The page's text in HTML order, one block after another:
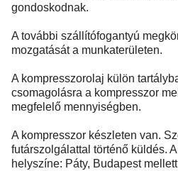
gondoskodnak.
A további szállítófogantyú
mozgatását a munkaterületen.
A kompresszorolaj külön
csomagolásra a kompresszor
megfelelő mennyiségben.
A kompresszor készleten van.
futárszolgálattal történő küldés.
helyszíne: Páty, Budapest